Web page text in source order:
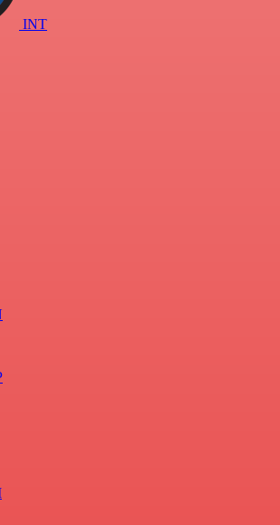
INT